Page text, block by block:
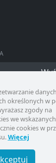
określonych w
zgody na
we
cookies w
Więcej